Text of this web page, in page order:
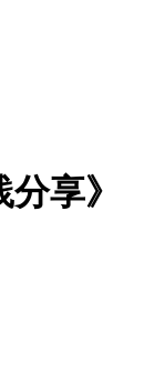
享》